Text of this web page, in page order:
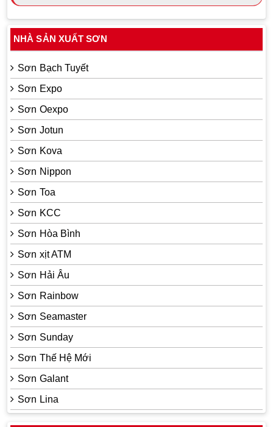
NHÀ SẢN XUẤT SƠN
Sơn Bạch Tuyết
Sơn Expo
Sơn Oexpo
Sơn Jotun
Sơn Kova
Sơn Nippon
Sơn Toa
Sơn KCC
Sơn Hòa Bình
Sơn xịt ATM
Sơn Hải Âu
Sơn Rainbow
Sơn Seamaster
Sơn Sunday
Sơn Thế Hệ Mới
Sơn Galant
Sơn Lina